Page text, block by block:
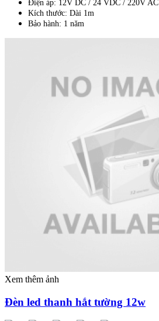
Điện áp: 12V DC / 24 VDC / 220V AC
Kích thước: Dài 1m
Bảo hành: 1 năm
Xem thêm ảnh
Đèn led thanh hắt tường 12w